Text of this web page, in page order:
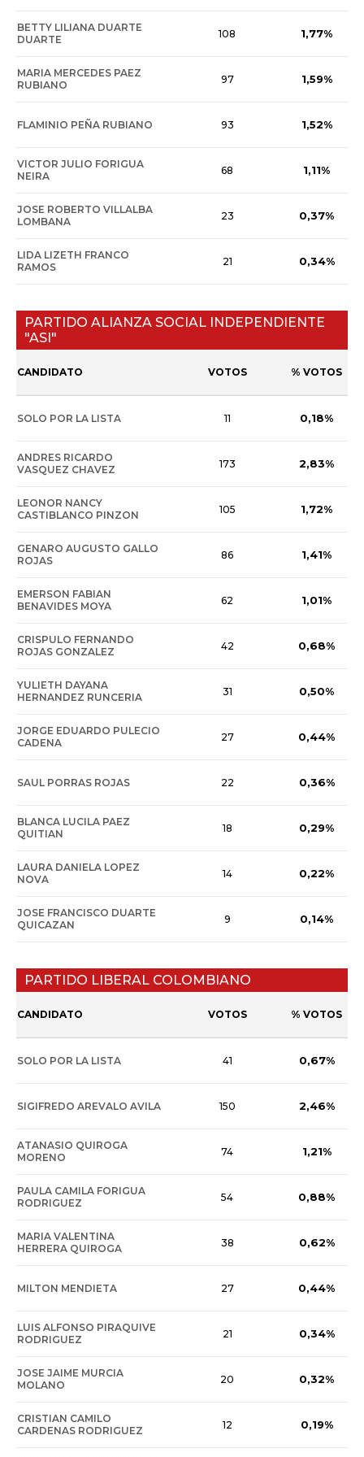
BETTY LILIANA DUARTE
DUARTE
108 1,77%
MARIA MERCEDES PAEZ
RUBIANO
97 1,59%
FLAMINIO PEÑA RUBIANO 93 1,52%
VICTOR JULIO FORIGUA
NEIRA
68 1,11%
JOSE ROBERTO VILLALBA
LOMBANA
23 0,37%
LIDA LIZETH FRANCO
RAMOS
21 0,34%
PARTIDO ALIANZA SOCIAL INDEPENDIENTE
"ASI"
CANDIDATO VOTOS % VOTOS
SOLO POR LA LISTA 11 0,18%
ANDRES RICARDO
VASQUEZ CHAVEZ
173 2,83%
LEONOR NANCY
CASTIBLANCO PINZON
105 1,72%
GENARO AUGUSTO GALLO
ROJAS
86 1,41%
EMERSON FABIAN
BENAVIDES MOYA
62 1,01%
CRISPULO FERNANDO
ROJAS GONZALEZ
42 0,68%
YULIETH DAYANA
HERNANDEZ RUNCERIA
31 0,50%
JORGE EDUARDO PULECIO
CADENA
27 0,44%
SAUL PORRAS ROJAS 22 0,36%
BLANCA LUCILA PAEZ
QUITIAN
18 0,29%
LAURA DANIELA LOPEZ
NOVA
14 0,22%
JOSE FRANCISCO DUARTE
QUICAZAN
9 0,14%
PARTIDO LIBERAL COLOMBIANO
CANDIDATO VOTOS % VOTOS
SOLO POR LA LISTA 41 0,67%
SIGIFREDO AREVALO AVILA 150 2,46%
ATANASIO QUIROGA
MORENO
74 1,21%
PAULA CAMILA FORIGUA
RODRIGUEZ
54 0,88%
MARIA VALENTINA
HERRERA QUIROGA
38 0,62%
MILTON MENDIETA 27 0,44%
LUIS ALFONSO PIRAQUIVE
RODRIGUEZ
21 0,34%
JOSE JAIME MURCIA
MOLANO
20 0,32%
CRISTIAN CAMILO
CARDENAS RODRIGUEZ
12 0,19%